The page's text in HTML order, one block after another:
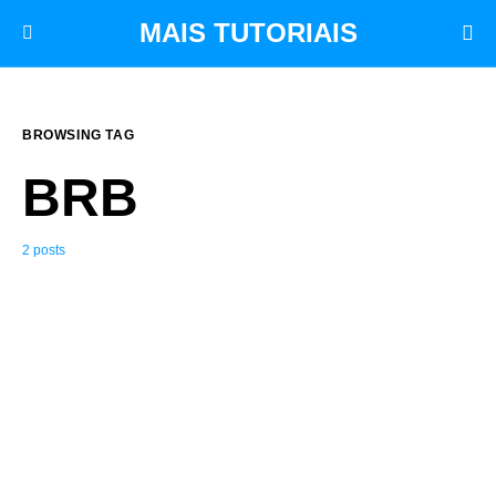
MAIS TUTORIAIS
BROWSING TAG
BRB
2 posts